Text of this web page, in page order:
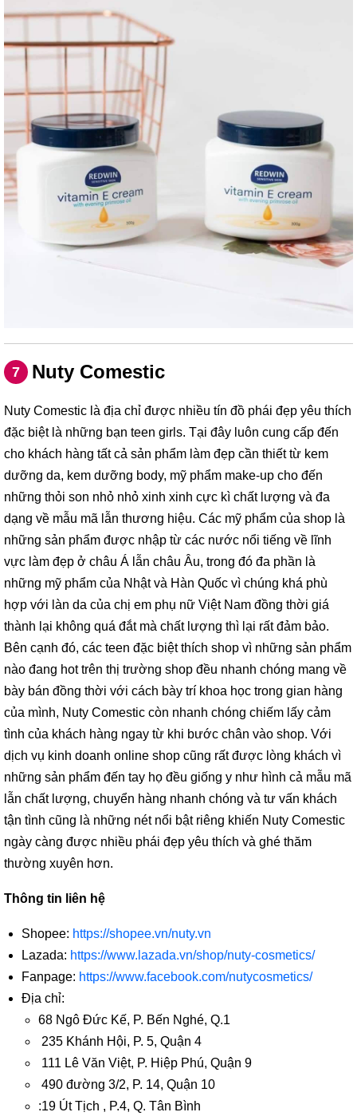
7 Nuty Comestic
Nuty Comestic là địa chỉ được nhiều tín đồ phái đẹp yêu thích
đặc biệt là những bạn teen girls. Tại đây luôn cung cấp đến
cho khách hàng tất cả sản phẩm làm đẹp cần thiết từ kem
dưỡng da, kem dưỡng body, mỹ phẩm make-up cho đến
những thỏi son nhỏ nhỏ xinh xinh cực kì chất lượng và đa
dạng về mẫu mã lẫn thương hiệu. Các mỹ phẩm của shop là
những sản phẩm được nhập từ các nước nổi tiếng về lĩnh
vực làm đẹp ở châu Á lẫn châu Âu, trong đó đa phần là
những mỹ phẩm của Nhật và Hàn Quốc vì chúng khá phù
hợp với làn da của chị em phụ nữ Việt Nam đồng thời giá
thành lại không quá đắt mà chất lượng thì lại rất đảm bảo.
Bên cạnh đó, các teen đặc biệt thích shop vì những sản phẩm
nào đang hot trên thị trường shop đều nhanh chóng mang về
bày bán đồng thời với cách bày trí khoa học trong gian hàng
của mình, Nuty Comestic còn nhanh chóng chiếm lấy cảm
tình của khách hàng ngay từ khi bước chân vào shop. Với
dịch vụ kinh doanh online shop cũng rất được lòng khách vì
những sản phẩm đến tay họ đều giống y như hình cả mẫu mã
lẫn chất lượng, chuyển hàng nhanh chóng và tư vấn khách
tận tình cũng là những nét nổi bật riêng khiến Nuty Comestic
ngày càng được nhiều phái đẹp yêu thích và ghé thăm
thường xuyên hơn.
Thông tin liên hệ
Shopee: https://shopee.vn/nuty.vn
Lazada: https://www.lazada.vn/shop/nuty-cosmetics/
Fanpage: https://www.facebook.com/nutycosmetics/
Địa chỉ:
68 Ngô Đức Kế, P. Bến Nghé, Q.1
235 Khánh Hội, P. 5, Quận 4
111 Lê Văn Việt, P. Hiệp Phú, Quận 9
490 đường 3/2, P. 14, Quận 10
:19 Út Tịch , P.4, Q. Tân Bình